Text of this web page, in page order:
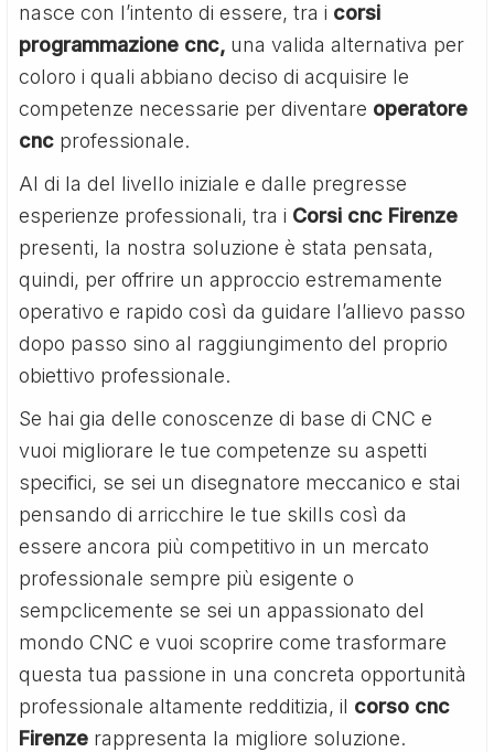
nasce con l’intento di essere, tra i corsi
programmazione cnc, una valida alternativa per
coloro i quali abbiano deciso di acquisire le
competenze necessarie per diventare operatore
cnc professionale.
Al di la del livello iniziale e dalle pregresse
esperienze professionali, tra i Corsi cnc Firenze
presenti, la nostra soluzione è stata pensata,
quindi, per offrire un approccio estremamente
operativo e rapido così da guidare l’allievo passo
dopo passo sino al raggiungimento del proprio
obiettivo professionale.
Se hai gia delle conoscenze di base di CNC e
vuoi migliorare le tue competenze su aspetti
specifici, se sei un disegnatore meccanico e stai
pensando di arricchire le tue skills così da
essere ancora più competitivo in un mercato
professionale sempre più esigente o
sempclicemente se sei un appassionato del
mondo CNC e vuoi scoprire come trasformare
questa tua passione in una concreta opportunità
professionale altamente redditizia, il corso cnc
Firenze rappresenta la migliore soluzione.